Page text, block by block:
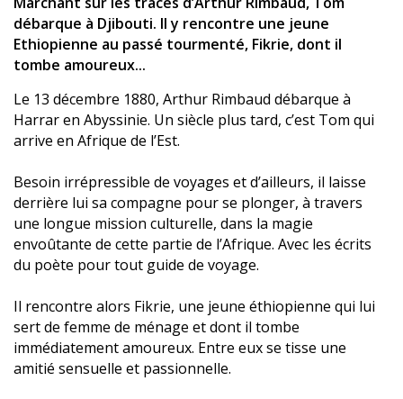
débarque à Djibouti. Il y rencontre une jeune
Ethiopienne au passé tourmenté, Fikrie, dont il
tombe amoureux...
Le 13 décembre 1880, Arthur Rimbaud débarque à
Harrar en Abyssinie. Un siècle plus tard, c’est Tom qui
arrive en Afrique de l’Est.
Besoin irrépressible de voyages et d’ailleurs, il laisse
derrière lui sa compagne pour se plonger, à travers
une longue mission culturelle, dans la magie
envoûtante de cette partie de l’Afrique. Avec les écrits
du poète pour tout guide de voyage.
Il rencontre alors Fikrie, une jeune éthiopienne qui lui
sert de femme de ménage et dont il tombe
immédiatement amoureux. Entre eux se tisse une
amitié sensuelle et passionnelle.